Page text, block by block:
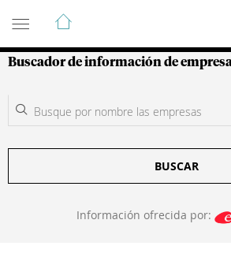
Guía de Empresas
Buscador de información de
BUSCAR
Información ofrecida por: